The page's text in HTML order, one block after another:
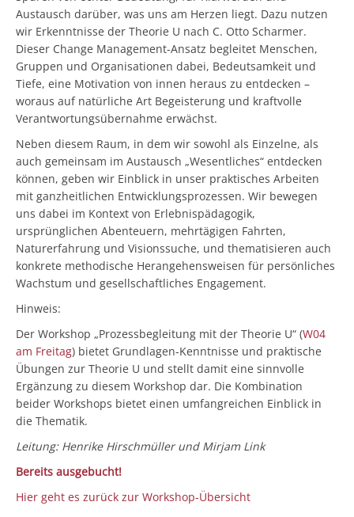
Austausch darüber, was uns am Herzen liegt. Dazu nutzen
wir Erkenntnisse der Theorie U nach C. Otto Scharmer.
Dieser Change Management-Ansatz begleitet Menschen,
Gruppen und Organisationen dabei, Bedeutsamkeit und
Tiefe, eine Motivation von innen heraus zu entdecken –
woraus auf natürliche Art Begeisterung und kraftvolle
Verantwortungsübernahme erwächst.
Neben diesem Raum, in dem wir sowohl als Einzelne, als
auch gemeinsam im Austausch „Wesentliches“ entdecken
können, geben wir Einblick in unser praktisches Arbeiten
mit ganzheitlichen Entwicklungsprozessen. Wir bewegen
uns dabei im Kontext von Erlebnispädagogik,
ursprünglichen Abenteuern, mehrtägigen Fahrten,
Naturerfahrung und Visionssuche, und thematisieren auch
konkrete methodische Herangehensweisen für persönliches
Wachstum und gesellschaftliches Engagement.
Hinweis:
Der Workshop „Prozessbegleitung mit der Theorie U“ (W04
am Freitag) bietet Grundlagen-Kenntnisse und praktische
Übungen zur Theorie U und stellt damit eine sinnvolle
Ergänzung zu diesem Workshop dar. Die Kombination
beider Workshops bietet einen umfangreichen Einblick in
die Thematik.
Leitung: Henrike Hirschmüller und Mirjam Link
Bereits ausgebucht!
Hier geht es zurück zur Workshop-Übersicht